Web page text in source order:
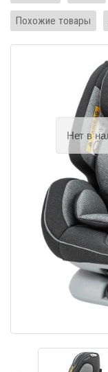
Похожие товары